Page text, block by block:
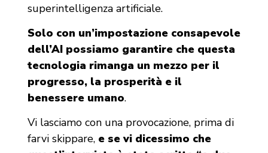
superintelligenza artificiale.
Solo con un’impostazione consapevole
dell’AI possiamo garantire che questa
tecnologia rimanga un mezzo per il
progresso, la prosperità e il
benessere umano.
Vi lasciamo con una provocazione, prima di
farvi skippare, e se vi dicessimo che